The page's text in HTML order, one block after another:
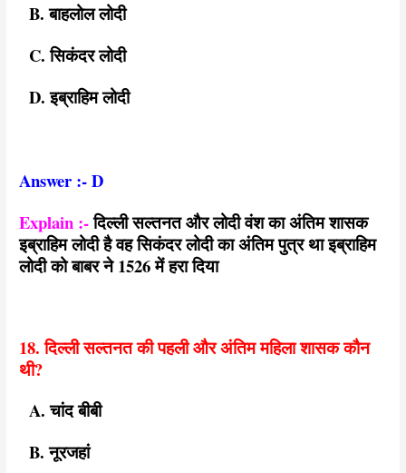
B. बाहलोल लोदी
C. सिकंदर लोदी
D. इब्राहिम लोदी
Answer :- D
Explain :-दिल्ली सल्तनत और लोदी वंश का अंतिम शासक
इब्राहिम लोदी है वह सिकंदर लोदी का अंतिम पुत्र था इब्राहिम
लोदी को बाबर ने 1526 में हरा दिया
18. दिल्ली सल्तनत की पहली और अंतिम महिला शासक कौन
थी?
A. चांद बीबी
B. नूरजहां